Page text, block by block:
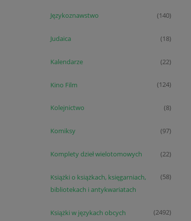
Językoznawstwo (140)
Judaica (18)
Kalendarze (22)
Kino Film (124)
Kolejnictwo (8)
Komiksy (97)
Komplety dzieł wielotomowych (22)
Książki o książkach, księgarniach,
bibliotekach i antykwariatach
(58)
Książki w językach obcych (2492)